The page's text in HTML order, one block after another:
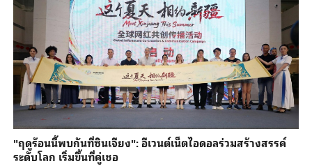
"ฤดูร้อนนี้พบกันที่ซินเจียง": อีเวนต์เน็ตไอดอลร่วมสร้างสรรค์
ระดับโลก เริ่มขึ้นที่คู่เชอ